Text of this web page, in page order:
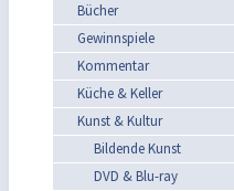
Bücher
Gewinnspiele
Kommentar
Küche & Keller
Kunst & Kultur
Bildende Kunst
DVD & Blu-ray